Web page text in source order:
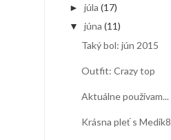
► júla (17)
▼ júna (11)
Taký bol: jún 2015
Outfit: Crazy top
Aktuálne používam...
Krásna pleť s Medik8